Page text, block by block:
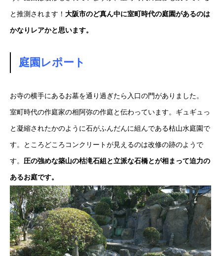
と推測されます！ 大阪市のど真ん中に室町時代の庭園があるのは
かなりレアかと思います。
庭園レポート
お寺の横手にあるお墓を通り過ぎたら入口の門がありました。
室町時代の作庭家の相阿弥の作庭と伝わっています。ギュギュっ
と凝縮されたかのように石がふんだんに組んである枯山水庭園で
す。ところどころコンクリートが見えるのは改修の跡のようで
す。 圧の強めな築山の枯滝石組と立派な石橋とが相まって迫力の
あるお庭です。